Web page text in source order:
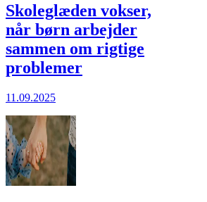
Skoleglæden vokser,
når børn arbejder
sammen om rigtige
problemer
11.09.2025